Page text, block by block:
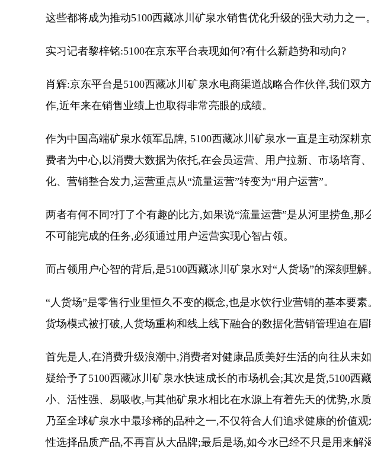
这些都将成为推动5100西藏冰川矿泉水销售优化升级的强大动力之一。
实习记者黎梓铭:5100在京东平台表现如何?有什么新趋势和动向?
肖辉:京东平台是5100西藏冰川矿泉水电商渠道战略合作伙伴,我们
作,近年来在销售业绩上也取得非常亮眼的成绩。
作为中国高端矿泉水领军品牌, 5100西藏冰川矿泉水一直是主动深
费者为中心,以消费大数据为依托,在会员运营、用户拉新、市场培育
化、营销整合发力,运营重点从“流量运营”转变为“用户运营”。
两者有何不同?打了个有趣的比方,如果说“流量运营”是从河里捞鱼,
不可能完成的任务,必须通过用户运营实现心智占领。
而占领用户心智的背后,是5100西藏冰川矿泉水对“人货场”的深刻理解
“人货场”是零售行业里恒久不变的概念,也是水饮行业营销的基本要
货场模式被打破,人货场重构和线上线下融合的数据化营销管理迫在
首先是人,在消费升级浪潮中,消费者对健康品质美好生活的向往从未
疑给予了5100西藏冰川矿泉水快速成长的市场机会;其次是货,5100
小、活性强、易吸收,与其他矿泉水相比在水源上有着先天的优势,水
乃至全球矿泉水中最珍稀的品种之一,不仅符合人们追求健康的价值
性选择品质产品,不再盲从大品牌;最后是场,如今水已经不只是用来